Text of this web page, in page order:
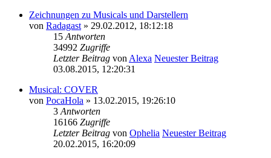
Zeichnungen zu Musicals und Darstellern
von Radagast » 29.02.2012, 18:12:18
15 Antworten
34992 Zugriffe
Letzter Beitrag von Alexa Neuester Beitrag
03.08.2015, 12:20:31
Musical: COVER
von PocaHola » 13.02.2015, 19:26:10
3 Antworten
16166 Zugriffe
Letzter Beitrag von Ophelia Neuester Beitrag
20.02.2015, 16:20:09